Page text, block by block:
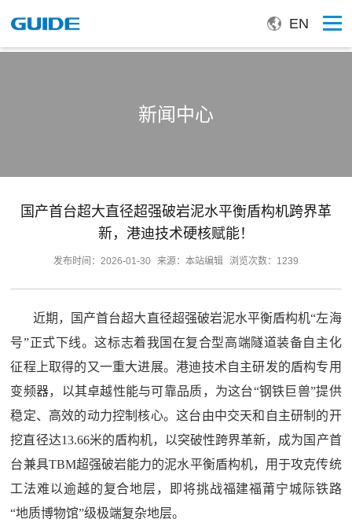
EN
新闻中心
国产首台超大直径超强破岩泥水平衡盾构机跨界革
新，港迪技术硬核赋能！
发布时间：2026-01-30 来源：本站编辑 浏览次数：1239
近期，国产首台超大直径超强破岩泥水平衡盾构机“左海
号”正式下线。这标志着我国在复合型高端隧道装备自主化
征程上取得的又一重大进展。港迪技术自主研发的盾构专用
变频器，以其卓越性能与可靠品质，为这台“钢铁巨兽”提供
稳定、高效的动力控制核心。这台由中交天和自主研制的开
挖直径达13.66米的盾构机，以突破性跨界革新，成为国产首
台兼具TBM超强破岩能力的泥水平衡盾构机，用于攻克传统
工法难以逾越的复合地层，即将挑战福建福莆宁城际铁路
“地质博物馆”级极端复杂地层。